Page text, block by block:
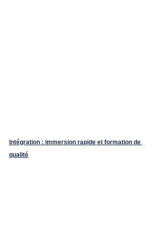
Intégration : immersion rapide et formation de
qualité